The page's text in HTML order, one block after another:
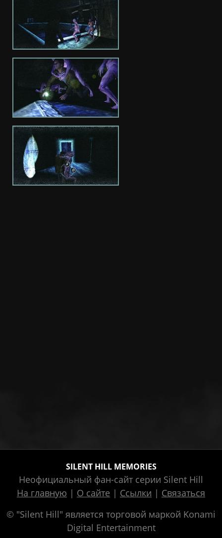
SILENT HILL MEMORIES
Неофициальный фан-сайт серии Silent Hill
На главную | О сайте | Ссылки | Связаться
© "Silent Hill" является торговой маркой Konami
Digital Entertainment